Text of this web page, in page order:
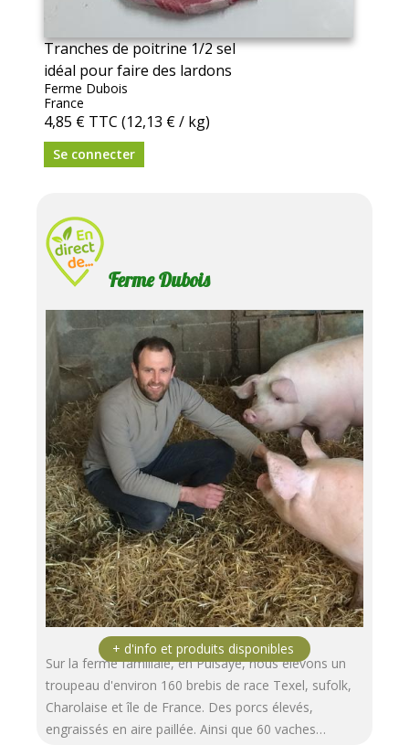
Tranches de poitrine 1/2 sel
idéal pour faire des lardons
Ferme Dubois
France
4,85 € TTC (12,13 € / kg)
Se connecter
Ferme Dubois
Sur la ferme familiale, en Puisaye, nous élevons un
troupeau d'environ 160 brebis de race Texel, sufolk,
Charolaise et île de France. Des porcs élevés,
engraissés en aire paillée. Ainsi que 60 vaches…